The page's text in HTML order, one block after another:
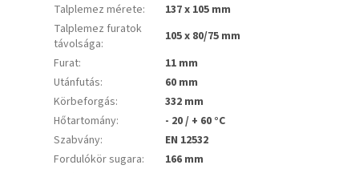
Talplemez mérete:
137 x 105 mm
Talplemez furatok
távolsága:
105 x 80/75 mm
Furat:
11 mm
Utánfutás:
60 mm
Körbeforgás:
332 mm
Hőtartomány:
- 20 / + 60 °C
Szabvány:
EN 12532
Fordulókör sugara:
166 mm